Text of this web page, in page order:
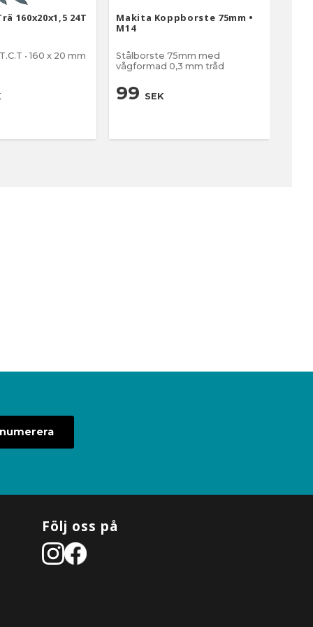
160x20x1,5 24T
• 160 x 20 mm
Makita Koppborste 75mm •
M14
Stålborste 75mm med
vågformad 0,3 mm tråd
99 SEK
Följ oss på